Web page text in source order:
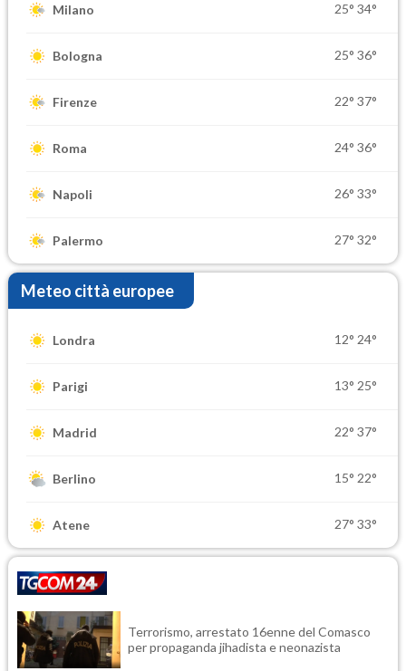
Milano 25° 34°
Bologna 25° 36°
Firenze 22° 37°
Roma 24° 36°
Napoli 26° 33°
Palermo 27° 32°
Meteo città europee
Londra 12° 24°
Parigi 13° 25°
Madrid 22° 37°
Berlino 15° 22°
Atene 27° 33°
Terrorismo, arrestato 16enne del Comasco
per propaganda jihadista e neonazista